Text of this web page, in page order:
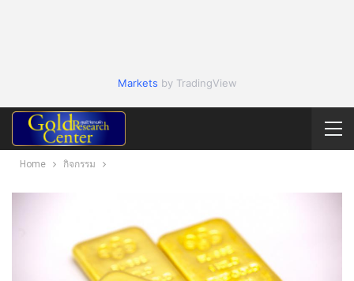
Markets by TradingView
Home กิจกรรม